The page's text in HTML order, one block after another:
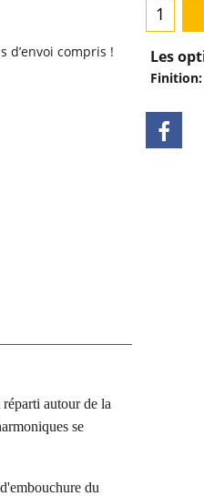
Les
Finition:
d’envoi compris !
autour de la
se
du